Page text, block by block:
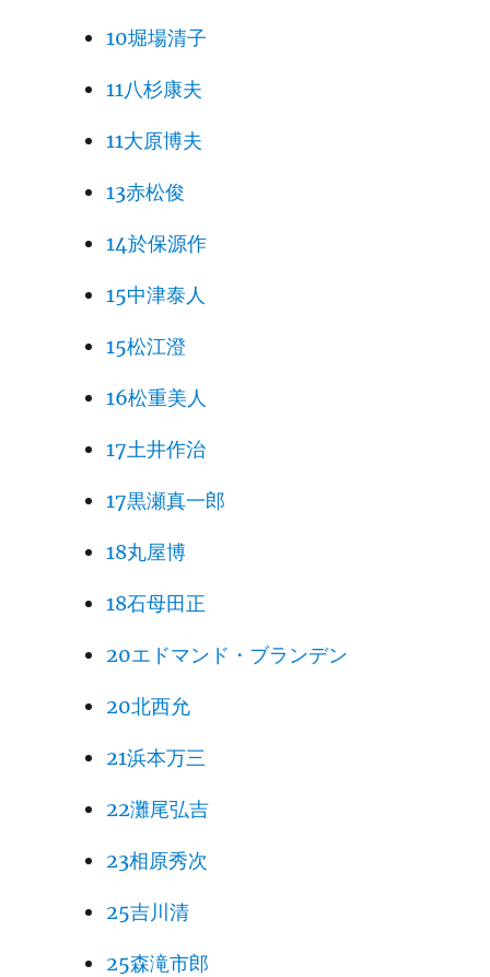
10堀場清子
11八杉康夫
11大原博夫
13赤松俊
14於保源作
15中津泰人
15松江澄
16松重美人
17土井作治
17黒瀬真一郎
18丸屋博
18石母田正
20エドマンド・ブランデン
20北西允
21浜本万三
22灘尾弘吉
23相原秀次
25吉川清
25森滝市郎